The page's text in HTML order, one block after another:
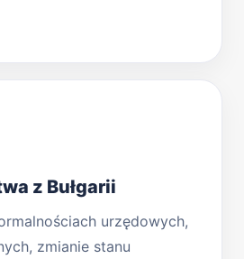
z Bułgarii
urzędowych,
zmianie stanu